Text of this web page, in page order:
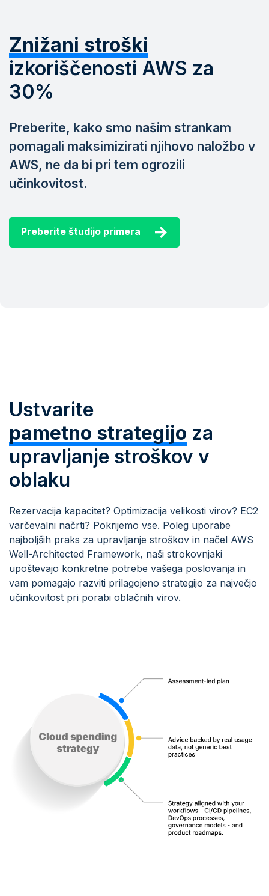
Znižani stroški
izkoriščenosti AWS za
30%
Preberite, kako smo našim strankam
pomagali maksimizirati njihovo naložbo v
AWS, ne da bi pri tem ogrozili
učinkovitost.
Preberite študijo primera
Ustvarite
pametno strategijo za
upravljanje stroškov v
oblaku
Rezervacija kapacitet? Optimizacija velikosti virov? EC2
varčevalni načrti? Pokrijemo vse. Poleg uporabe
najboljših praks za upravljanje stroškov in načel AWS
Well-Architected Framework, naši strokovnjaki
upoštevajo konkretne potrebe vašega poslovanja in
vam pomagajo razviti prilagojeno strategijo za največjo
učinkovitost pri porabi oblačnih virov.